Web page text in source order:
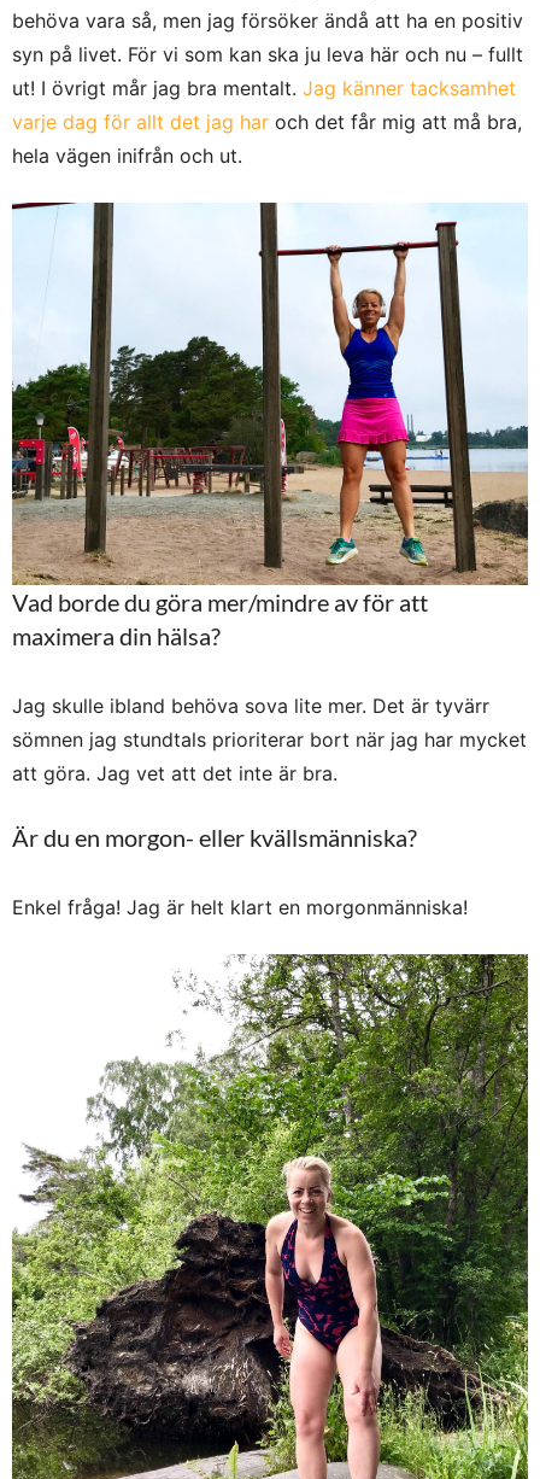
behöva vara så, men jag försöker ändå att ha en positiv
syn på livet. För vi som kan ska ju leva här och nu – fullt
ut! I övrigt mår jag bra mentalt. Jag känner tacksamhet
varje dag för allt det jag har och det får mig att må bra,
hela vägen inifrån och ut.
Vad borde du göra mer/mindre av för att
maximera din hälsa?
Jag skulle ibland behöva sova lite mer. Det är tyvärr
sömnen jag stundtals prioriterar bort när jag har mycket
att göra. Jag vet att det inte är bra.
Är du en morgon- eller kvällsmänniska?
Enkel fråga! Jag är helt klart en morgonmänniska!